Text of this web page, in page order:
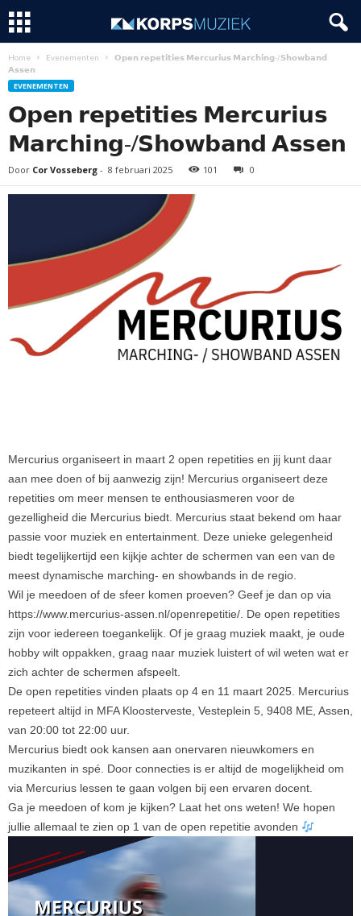
Home Evenementen
𝗢𝗽𝗲𝗻 𝗿𝗲𝗽𝗲𝘁𝗶𝘁𝗶𝗲𝘀 𝗠𝗲𝗿𝗰𝘂𝗿𝗶𝘂𝘀 𝗠𝗮𝗿𝗰𝗵𝗶𝗻𝗴-/𝗦𝗵𝗼𝘄𝗯𝗮𝗻𝗱
𝗔𝘀𝘀𝗲𝗻
EVENEMENTEN
𝗢𝗽𝗲𝗻 𝗿𝗲𝗽𝗲𝘁𝗶𝘁𝗶𝗲𝘀 𝗠𝗲𝗿𝗰𝘂𝗿𝗶𝘂𝘀
𝗠𝗮𝗿𝗰𝗵𝗶𝗻𝗴-/𝗦𝗵𝗼𝘄𝗯𝗮𝗻𝗱 𝗔𝘀𝘀𝗲𝗻
Door Cor Vosseberg - 8 februari 2025 101 0
Mercurius organiseert in maart 2 open repetities en jij kunt daar
aan mee doen of bij aanwezig zijn! Mercurius organiseert deze
repetities om meer mensen te enthousiasmeren voor de
gezelligheid die Mercurius biedt. Mercurius staat bekend om haar
passie voor muziek en entertainment. Deze unieke gelegenheid
biedt tegelijkertijd een kijkje achter de schermen van een van de
meest dynamische marching- en showbands in de regio.
Wil je meedoen of de sfeer komen proeven? Geef je dan op via
https://www.mercurius-assen.nl/openrepetitie/. De open repetities
zijn voor iedereen toegankelijk. Of je graag muziek maakt, je oude
hobby wilt oppakken, graag naar muziek luistert of wil weten wat er
zich achter de schermen afspeelt.
De open repetities vinden plaats op 4 en 11 maart 2025. Mercurius
repeteert altijd in MFA Kloosterveste, Vesteplein 5, 9408 ME, Assen,
van 20:00 tot 22:00 uur.
Mercurius biedt ook kansen aan onervaren nieuwkomers en
muzikanten in spé. Door connecties is er altijd de mogelijkheid om
via Mercurius lessen te gaan volgen bij een ervaren docent.
Ga je meedoen of kom je kijken? Laat het ons weten! We hopen
jullie allemaal te zien op 1 van de open repetitie avonden